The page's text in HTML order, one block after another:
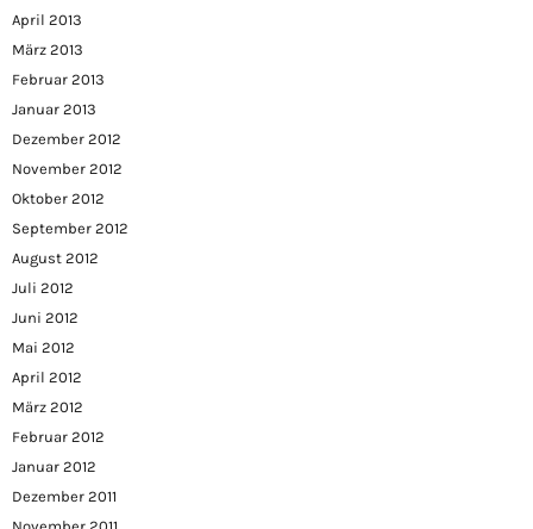
April 2013
März 2013
Februar 2013
Januar 2013
Dezember 2012
November 2012
Oktober 2012
September 2012
August 2012
Juli 2012
Juni 2012
Mai 2012
April 2012
März 2012
Februar 2012
Januar 2012
Dezember 2011